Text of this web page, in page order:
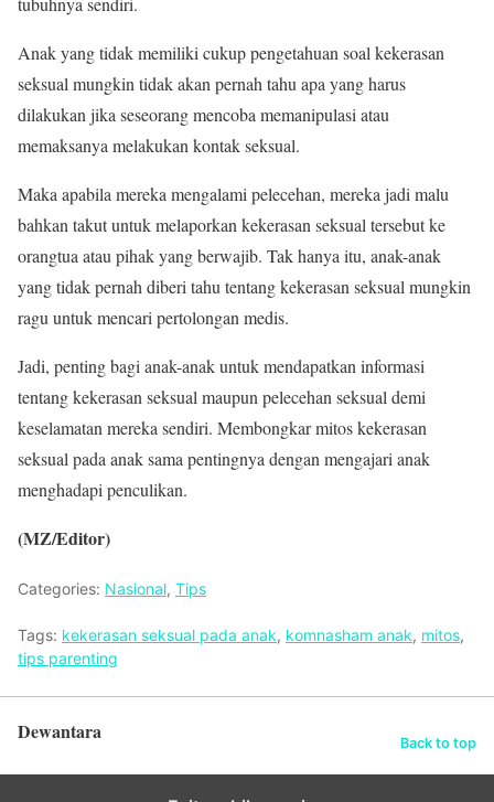
Anak yang tidak memiliki cukup pengetahuan soal kekerasan
seksual mungkin tidak akan pernah tahu apa yang harus
dilakukan jika seseorang mencoba memanipulasi atau
memaksanya melakukan kontak seksual.
Maka apabila mereka mengalami pelecehan, mereka jadi malu
bahkan takut untuk melaporkan kekerasan seksual tersebut ke
orangtua atau pihak yang berwajib. Tak hanya itu, anak-anak
yang tidak pernah diberi tahu tentang kekerasan seksual mungkin
ragu untuk mencari pertolongan medis.
Jadi, penting bagi anak-anak untuk mendapatkan informasi
tentang kekerasan seksual maupun pelecehan seksual demi
keselamatan mereka sendiri. Membongkar mitos kekerasan
seksual pada anak sama pentingnya dengan mengajari anak
menghadapi penculikan.
(MZ/Editor)
Categories: Nasional, Tips
Tags: kekerasan seksual pada anak, komnasham anak, mitos,
tips parenting
Dewantara Back to top